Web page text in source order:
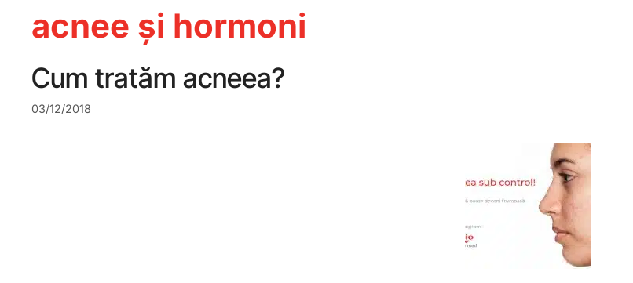
acnee și hormoni
Cum tratăm acneea?
03/12/2018